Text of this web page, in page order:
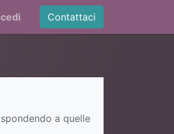
Contattaci
a quelle